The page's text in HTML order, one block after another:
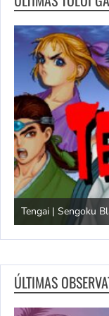
Tengai | Sengoku
ÚLTIMAS